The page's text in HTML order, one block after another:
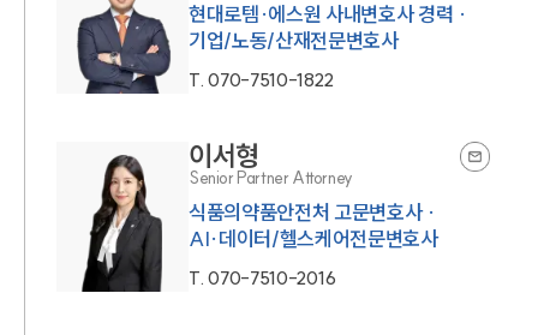
현대로템·에스원 사내변호사 경력 ·
기업/노동/산재전문변호사
T.070-7510-1822
이서형
Senior Partner Attorney
식품의약품안전처 고문변호사 ·
AI·데이터/헬스케어전문변호사
T.070-7510-2016